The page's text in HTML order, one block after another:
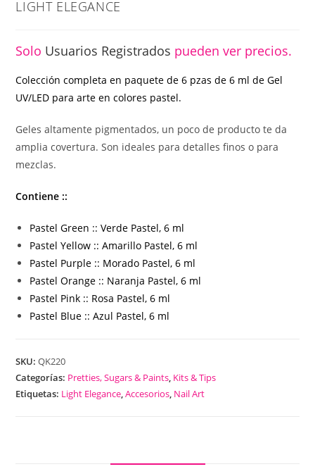
LIGHT ELEGANCE
Solo Usuarios Registrados pueden ver precios.
Colección completa en paquete de 6 pzas de 6 ml de Gel
UV/LED para arte en colores pastel.
Geles altamente pigmentados, un poco de producto te da
amplia covertura. Son ideales para detalles finos o para
mezclas.
Contiene ::
Pastel Green :: Verde Pastel, 6 ml
Pastel Yellow :: Amarillo Pastel, 6 ml
Pastel Purple :: Morado Pastel, 6 ml
Pastel Orange :: Naranja Pastel, 6 ml
Pastel Pink :: Rosa Pastel, 6 ml
Pastel Blue :: Azul Pastel, 6 ml
SKU:QK220
Categorías: Pretties, Sugars & Paints, Kits & Tips
Etiquetas: Light Elegance,Accesorios, Nail Art